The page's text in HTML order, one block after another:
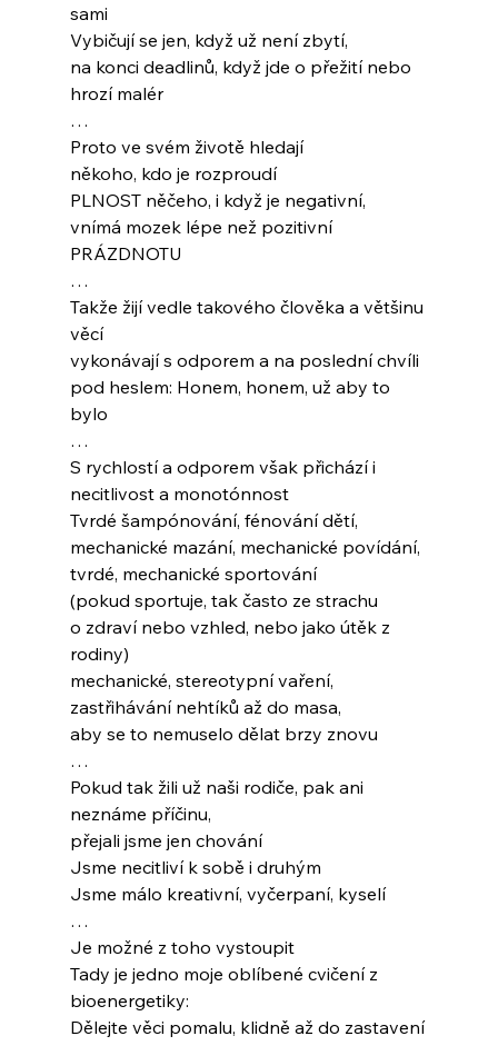
sami
Vybičují se jen, když už není zbytí,
na konci deadlinů, když jde o přežití nebo
hrozí malér
…
Proto ve svém životě hledají
někoho, kdo je rozproudí
PLNOST něčeho, i když je negativní,
vnímá mozek lépe než pozitivní
PRÁZDNOTU
…
Takže žijí vedle takového člověka a většinu
věcí
vykonávají s odporem a na poslední chvíli
pod heslem: Honem, honem, už aby to
bylo
…
S rychlostí a odporem však přichází i
necitlivost a monotónnost
Tvrdé šampónování, fénování dětí,
mechanické mazání, mechanické povídání,
tvrdé, mechanické sportování
(pokud sportuje, tak často ze strachu
o zdraví nebo vzhled, nebo jako útěk z
rodiny)
mechanické, stereotypní vaření,
zastřihávání nehtíků až do masa,
aby se to nemuselo dělat brzy znovu
…
Pokud tak žili už naši rodiče, pak ani
neznáme příčinu,
přejali jsme jen chování
Jsme necitliví k sobě i druhým
Jsme málo kreativní, vyčerpaní, kyselí
…
Je možné z toho vystoupit
Tady je jedno moje oblíbené cvičení z
bioenergetiky:
Dělejte věci pomalu, klidně až do zastavení